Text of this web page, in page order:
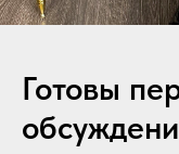
Готовы